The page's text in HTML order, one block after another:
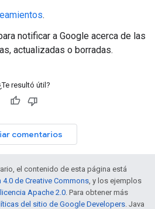
.
notificar a Google acerca de las
actualizadas o borradas.
resultó útil?
comentarios
el contenido de esta página está
de Creative Commons, y los ejemplos
licencia Apache 2.0. Para obtener más
del sitio de Google Developers. Java